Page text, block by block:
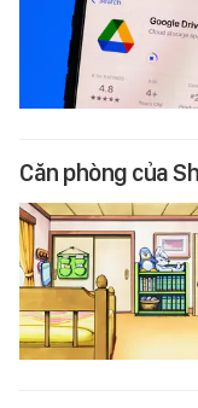
Căn phòng của